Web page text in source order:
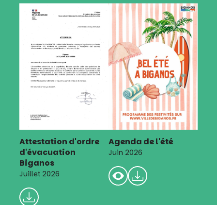
Attestation d'ordre
d'évacuation
Biganos
Juillet 2026
Agenda de l'été
Juin 2026